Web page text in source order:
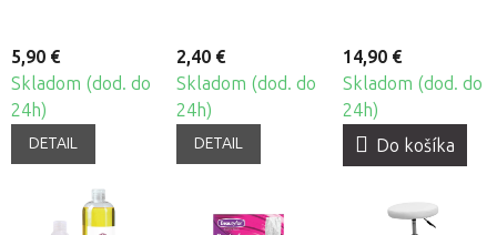
5,90 €
Skladom (dod. do
24h)
DETAIL
2,40 €
Skladom (dod. do
24h)
DETAIL
14,90 €
Skladom (dod. do
24h)
Do košíka